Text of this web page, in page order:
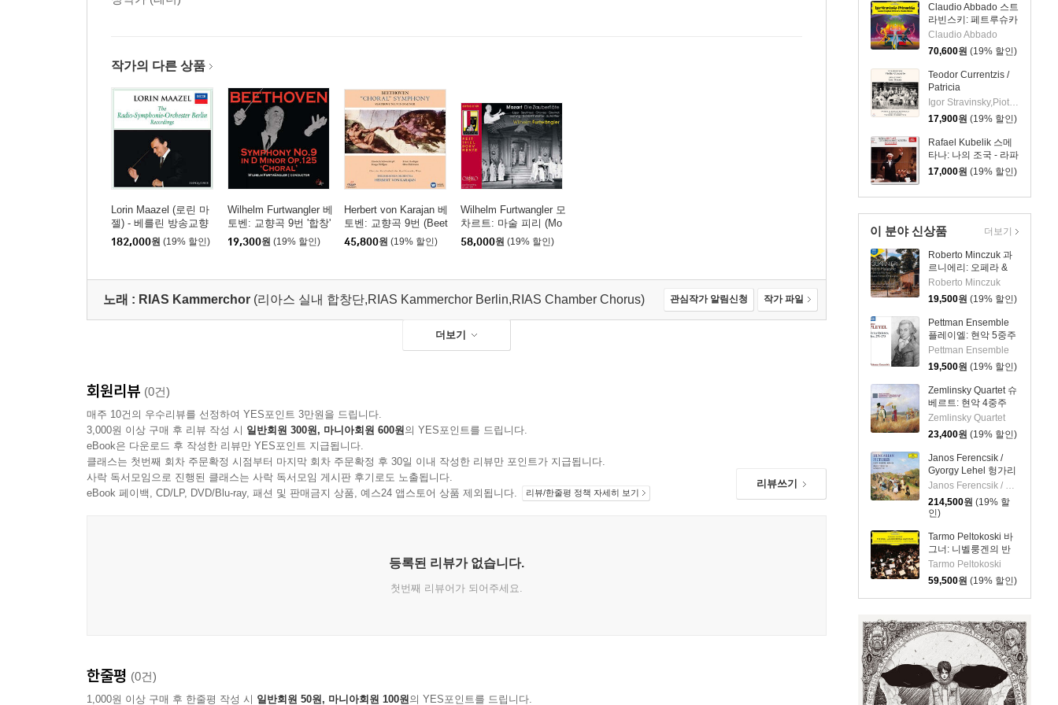
Claudio Abbado 스트
라빈스키: 페트루슈카
(Stravinsky:
Petrushka) [LP]
Claudio Abbado
70,600원 (19% 할인)
Teodor Currentzis /
Patricia
Kopatchinskaja 차이
코프스키: 바이올린
협주곡 / 스트라빈스
키: 결혼 - 테오도르 쿠
렌치스
Igor Stravinsky,Piotr I. Tchaikovsky,Patricia Kopatchinskaja,Teodor Currentzis,MusicAeterna
17,900원 (19% 할인)
Rafael Kubelik 스메
타나: 나의 조국 - 라파
엘 쿠벨릭 (Smetana:
17,000원 (19% 할인)
이 분야 신상품
Roberto Minczuk 과
르니에리: 오페라 &
관현악 작품집
(Guarnieri: Pedro
Malazarte)
Roberto Minczuk
19,500원 (19% 할인)
Pettman Ensemble
플레이엘: 현악 5중주
작품집 (Pleyel: String
Quintets, Ben.271-
273)
Pettman Ensemble
19,500원 (19% 할인)
Zemlinsky Quartet 슈
베르트: 현악 4중주
15번 D887, 현악 4중
주 12번 D703
(Schubert: String
Quartets D887, 703)
Zemlinsky Quartet
23,400원 (19% 할인)
Janos Ferencsik /
Gyorgy Lehel 헝가리
음악 선집
(Hungarian Pictures)
Janos Ferencsik / Gyorgy Lehel
214,500원 (19% 할
인)
Tarmo Peltokoski 바
그너: 니벨룽겐의 반
지 관현악 여정
(Wagner: The Ring -
An Orchestral
Adventure) [2LP]
Tarmo Peltokoski
59,500원 (19% 할인)
더보기
작가의 다른 상품
Lorin Maazel (로린 마
젤) - 베를린 방송교향
악단 녹음 (The Radio-
Symphonie-Orchester
182,000원 (19% 할인)
Wilhelm Furtwangler 베
토벤: 교향곡 9번 '합창'
(Beethoven: Symphon
y No 9 in D minor Op.
19,300원 (19% 할인)
Herbert von Karajan 베
토벤: 교향곡 9번 (Beet
hoven: Symphony Op.
125 'Choral') [2LP]
45,800원 (19% 할인)
Wilhelm Furtwangler 모
차르트: 마술 피리 (Mo
zart: Die Zauberflote K
620) 빌헬름 푸르트뱅
58,000원 (19% 할인)
노래 : RIAS Kammerchor (리아스 실내 합창단,RIAS Kammerchor Berlin,RIAS Chamber Chorus) 관심작가 알림신청 작가 파일
더보기
회원리뷰 (0건)
매주 10건의 우수리뷰를 선정하여 YES포인트 3만원을 드립니다.
3,000원 이상 구매 후 리뷰 작성 시 일반회원 300원, 마니아회원 600원의 YES포인트를 드립니다.
eBook은 다운로드 후 작성한 리뷰만 YES포인트 지급됩니다.
클래스는 첫번째 회차 주문확정 시점부터 마지막 회차 주문확정 후 30일 이내 작성한 리뷰만 포인트가 지급됩니다.
사락 독서모임으로 진행된 클래스는 사락 독서모임 게시판 후기로도 노출됩니다.
eBook 페이백, CD/LP, DVD/Blu-ray, 패션 및 판매금지 상품, 예스24 앱스토어 상품 제외됩니다.
리뷰/한줄평 정책 자세히 보기
리뷰쓰기
등록된 리뷰가 없습니다.
첫번째 리뷰어가 되어주세요.
한줄평 (0건)
1,000원 이상 구매 후 한줄평 작성 시 일반회원 50원, 마니아회원 100원의 YES포인트를 드립니다.